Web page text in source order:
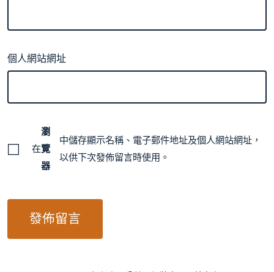
個人網站網址
在
瀏
覽
器
中儲存顯示名稱、電子郵件地址及個人網站網址，
以供下次發佈留言時使用。